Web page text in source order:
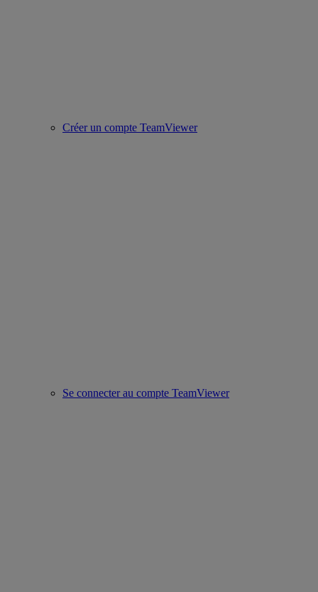
Créer un compte TeamViewer
Se connecter au compte TeamViewer